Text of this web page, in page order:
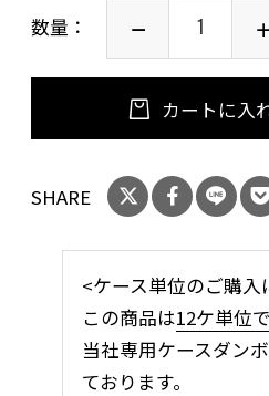
数量：
カートに入
SHARE
<ケース単位のご購入
この商品は12ケ単位
当社専用ケースダン
ております。